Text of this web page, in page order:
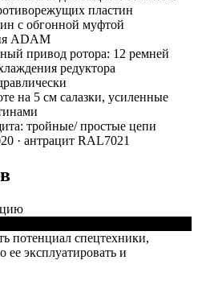
пластин
с обгонной муфтой
ADAM
привод ротора: 12 ремней
редуктора
на 5 см салазки, усиленные
тройные/ простые цепи
· антрацит RAL7021
потенциал спецтехники,
ее эксплуатировать и